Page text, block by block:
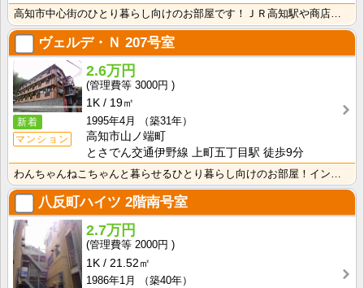
高知市中心街のひとり暮らし向けのお部屋です！ＪＲ高知駅や商店街にも歩いて行ける距離の便利な立地です！･･･
ヴェルデ・Ｎ 207号室
新着
マンション
2.6万円
3000円
1K
19㎡
1995年4月
（築31年）
高知市山ノ端町
とさでん交通伊野線 上町五丁目駅 徒歩9分
八反町ハイツ 2階南号室
2.7万円
2000円
1K
21.52㎡
1986年1月
（築40年）